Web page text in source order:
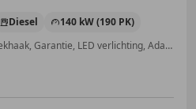
Diesel
140 kW (190 PK)
Lichtmetalen velgen, Alarm, Trekhaak, Garantie, LED verlichting, Adaptieve Cruise Control, Grootlichtassistent, Parkeerhulp achter